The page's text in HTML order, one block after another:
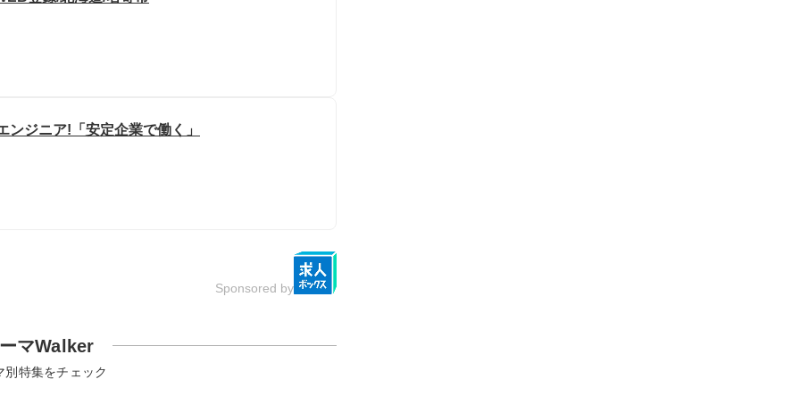
ジニア!「安定企業で働く」
Sponsored by
マWalker
別特集をチェック